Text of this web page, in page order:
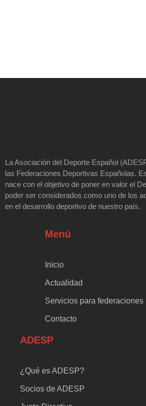
La Asociación del Deporte Español
las Federaciones Deportivas Españolas.
nace con el objetivo de poner en valor el
poder ser considerados como uno de los
en el desarrollo deportivo de nuestro país.
Menú
Inicio
Actualidad
Servicios para federaciones
Contacto
ADESP
¿Qué es ADESP?
Socios de ADESP